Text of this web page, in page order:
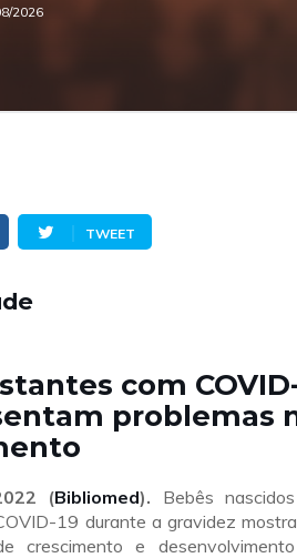
2026
TWEET
com
problemas
(Bibliomed). Bebês
19 durante a gravidez
crescimento e